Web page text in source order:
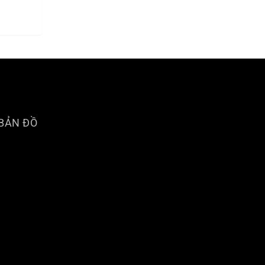
ĐỒ